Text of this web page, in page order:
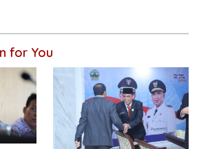
for You